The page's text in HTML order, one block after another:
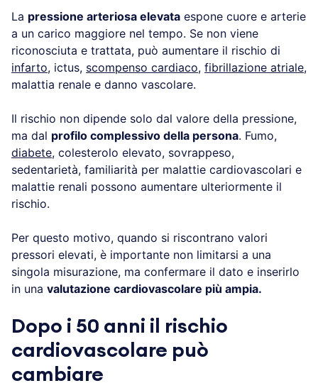
La pressione arteriosa elevata espone cuore e arterie
a un carico maggiore nel tempo. Se non viene
riconosciuta e trattata, può aumentare il rischio di
infarto, ictus, scompenso cardiaco, fibrillazione atriale,
malattia renale e danno vascolare.
Il rischio non dipende solo dal valore della pressione,
ma dal profilo complessivo della persona. Fumo,
diabete, colesterolo elevato, sovrappeso,
sedentarietà, familiarità per malattie cardiovascolari e
malattie renali possono aumentare ulteriormente il
rischio.
Per questo motivo, quando si riscontrano valori
pressori elevati, è importante non limitarsi a una
singola misurazione, ma confermare il dato e inserirlo
in una valutazione cardiovascolare più ampia.
Dopo i 50 anni il rischio
cardiovascolare può
cambiare